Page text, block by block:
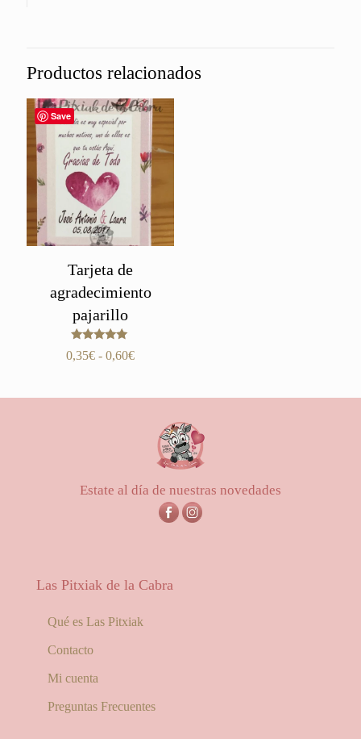
Productos relacionados
Save
Tarjeta de
agradecimiento
pajarillo
Valorado
con
0,35€ - 0,60€Rango
hasta
0,60€
Estate al día de nuestras novedades
Las Pitxiak de la Cabra
Qué es Las Pitxiak
Contacto
Mi cuenta
Preguntas Frecuentes